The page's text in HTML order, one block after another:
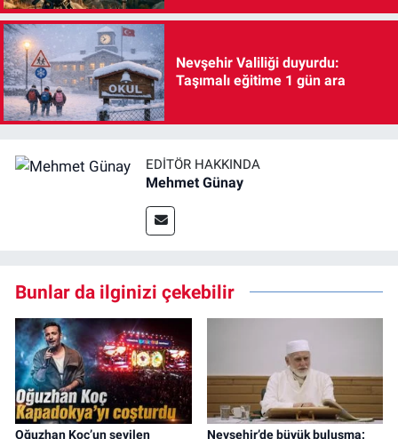
Nevşehir Valiliği duyurdu:
Taşımalı eğitime 1 gün ara
EDITÖR HAKKINDA
Mehmet Günay
Bunlar da ilginizi çekebilir
Oğuzhan Koç’un sevilen
Nevşehir’de büyük buluşma: